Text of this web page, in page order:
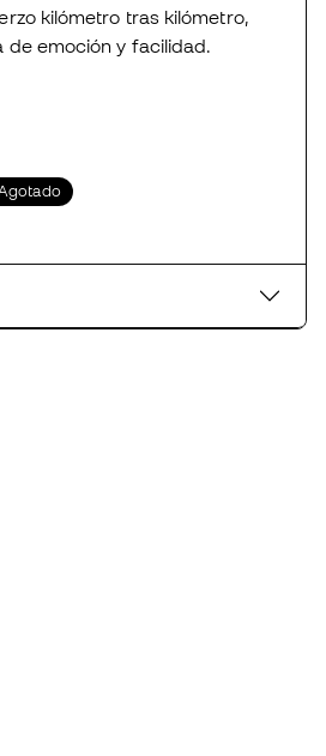
kilómetro tras kilómetro,
de emoción y facilidad.